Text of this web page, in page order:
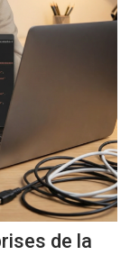
de la